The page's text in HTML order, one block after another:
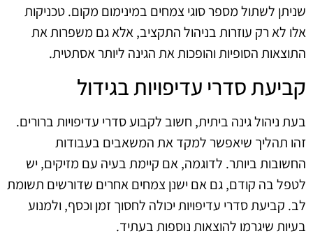
שניתן לשתול מספר סוגי צמחים במינימום מקום. טכניקות
אלו לא רק עוזרות בניהול התקציב, אלא גם משפרות את
התוצאות הסופיות והופכות את הגינה ליותר אסתטית.
קביעת סדרי עדיפויות בגידול
בעת ניהול גינה ביתית, חשוב לקבוע סדרי עדיפויות ברורים.
זהו תהליך שיאפשר למקד את המשאבים בעבודות
החשובות ביותר. לדוגמה, אם קיימת בעיה עם מזיקים, יש
לטפל בה קודם, גם אם ישנן צמחים אחרים שדורשים תשומת
לב. קביעת סדרי עדיפויות יכולה לחסוך זמן וכסף, ולמנוע
בעיות שיגרמו להוצאות נוספות בעתיד.